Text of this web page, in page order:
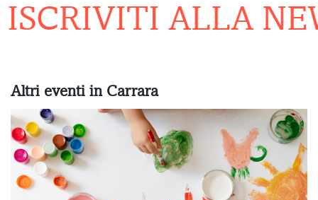
ALLA
Altri eventi in Carrara